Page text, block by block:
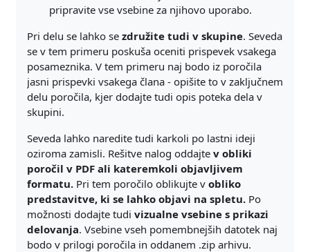
pripravite vse vsebine za njihovo uporabo.
Pri delu se lahko se združite tudi v skupine. Seveda
se v tem primeru poskuša oceniti prispevek vsakega
posameznika. V tem primeru naj bodo iz poročila
jasni prispevki vsakega člana - opišite to v zaključnem
delu poročila, kjer dodajte tudi opis poteka dela v
skupini.
Seveda lahko naredite tudi karkoli po lastni ideji
oziroma zamisli. Rešitve nalog oddajte v obliki
poročil v PDF ali kateremkoli objavljivem
formatu. Pri tem poročilo oblikujte v obliko
predstavitve, ki se lahko objavi na spletu. Po
možnosti dodajte tudi vizualne vsebine s prikazi
delovanja. Vsebine vseh pomembnejših datotek naj
bodo v prilogi poročila in oddanem .zip arhivu.